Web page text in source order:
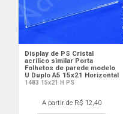
Display de PS Cristal
acrilico similar Porta
Folhetos de parede modelo
U Duplo A5 15x21 Horizontal
1483 15x21 H PS
A partir de R$ 12,40